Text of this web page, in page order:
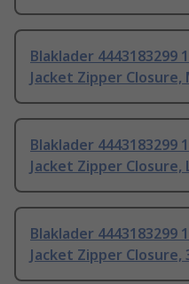
Blaklader 4443183299
Jacket Zipper Closure,
Blaklader 4443183299
Jacket Zipper Closure,
Blaklader 4443183299
Jacket Zipper Closure,